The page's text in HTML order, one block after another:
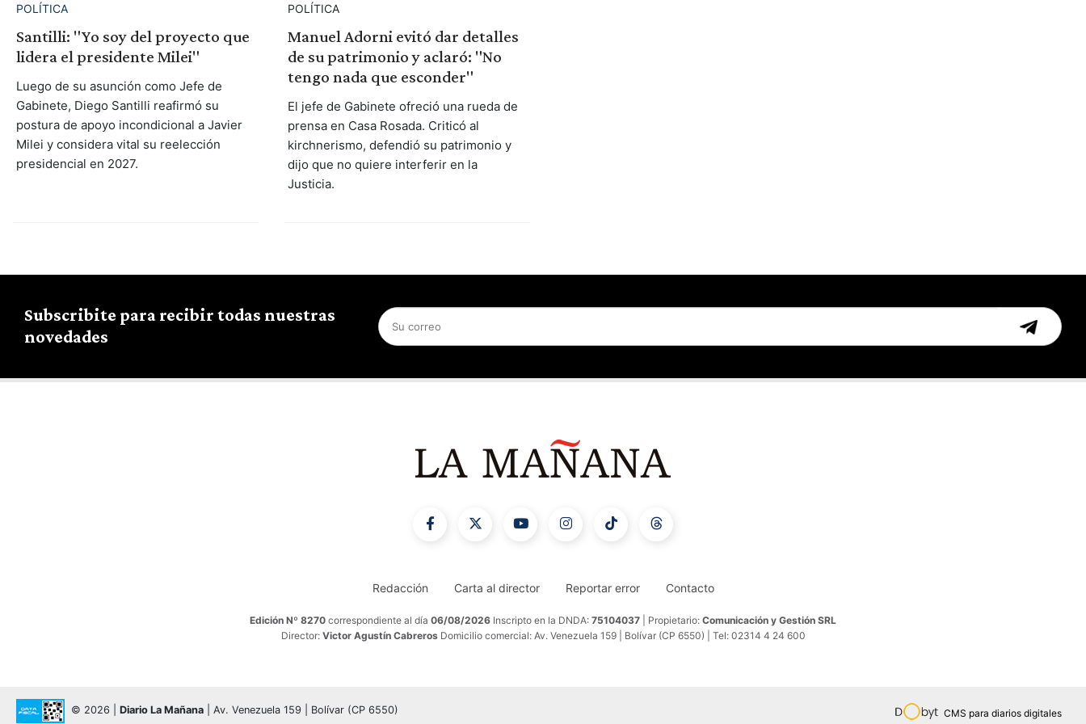
POLÍTICA
Santilli: "Yo soy del proyecto que
lidera el presidente Milei"
Luego de su asunción como Jefe de
Gabinete, Diego Santilli reafirmó su
postura de apoyo incondicional a Javier
Milei y considera vital su reelección
presidencial en 2027.
POLÍTICA
Manuel Adorni evitó dar detalles
de su patrimonio y aclaró: "No
tengo nada que esconder"
El jefe de Gabinete ofreció una rueda de
prensa en Casa Rosada. Criticó al
kirchnerismo, defendió su patrimonio y
dijo que no quiere interferir en la
Justicia.
Subscribite para recibir todas nuestras
novedades
Redacción Carta al director Reportar error Contacto
Edición Nº 8270 correspondiente al día 06/08/2026 Inscripto en la DNDA: 75104037 | Propietario: Comunicación y Gestión SRL
Director: Victor Agustín Cabreros Domicilio comercial: Av. Venezuela 159 | Bolívar (CP 6550) | Tel: 02314 4 24 600
© 2026 | Diario La Mañana | Av. Venezuela 159 | Bolívar (CP 6550) CMS para diarios digitales